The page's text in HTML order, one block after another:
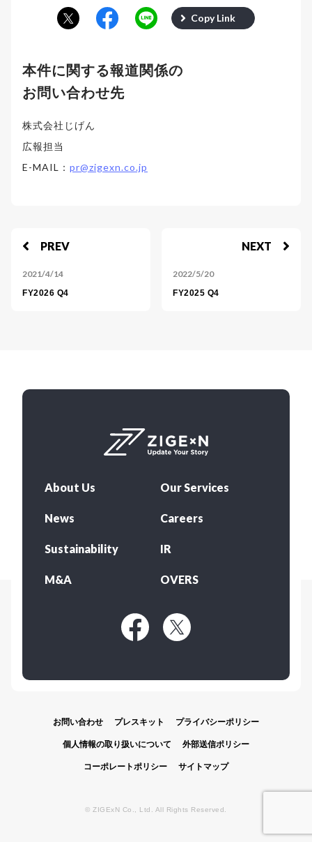
Copy Link
本件に関する報道関係の
お問い合わせ先
株式会社じげん
広報担当
E-MAIL： pr@zigexn.co.jp
PREV
2021/4/14
FY2026 Q4
NEXT
2022/5/20
FY2025 Q4
About Us Our Services
News Careers
Sustainability IR
M&A OVERS
お問い合わせ プレスキット プライバシーポリシー
個人情報の取り扱いについて 外部送信ポリシー
コーポレートポリシー サイトマップ
© ZIGExN Co., Ltd. All Rights Reserved.